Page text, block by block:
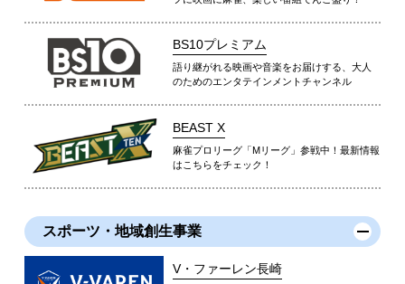
BS10プレミアム
語り継がれる映画や音楽をお届けする、大人
のためのエンタテインメントチャンネル
BEAST X
麻雀プロリーグ「Mリーグ」参戦中！最新情報
はこちらをチェック！
スポーツ・地域創生事業
V・ファーレン長崎